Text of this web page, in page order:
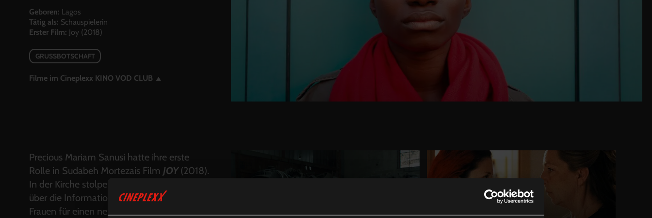
Geboren: Lagos
Tätig als: Schauspielerin
Erster Film: Joy (2018)
GRUSSBOTSCHAFT
Filme im Cineplexx KINO VOD CLUB
Precious Mariam Sanusi hatte ihre erste
Rolle in Sudabeh Mortezais Film JOY(2018).
In der Kirche stolperte die damals 18 Jährige
über die Information, dass nigerianische
Frauen für einen neuen Film gesucht werden.